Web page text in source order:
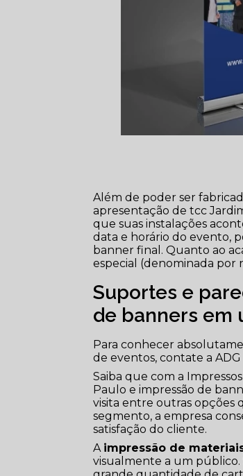
Além de poder ser
apresentação de tcc
que suas instalações
data e horário do evento,
banner final. Quanto ao
especial (denominada por
Suportes e
de banners em
Para conhecer
de eventos, contate a ADG
Saiba que com a
Paulo e impressão de
visita entre outras opções
segmento, a empresa
satisfação do cliente.
A impressão de
visualmente a um público.